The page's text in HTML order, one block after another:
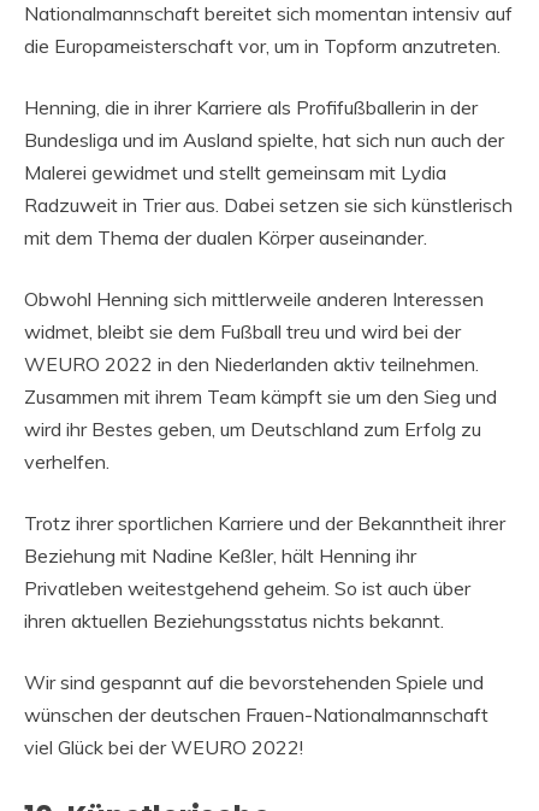
Nationalmannschaft bereitet sich momentan intensiv auf
die Europameisterschaft vor, um in Topform anzutreten.
Henning, die in ihrer Karriere als Profifußballerin in der
Bundesliga und im Ausland spielte, hat sich nun auch der
Malerei gewidmet und stellt gemeinsam mit Lydia
Radzuweit in Trier aus. Dabei setzen sie sich künstlerisch
mit dem Thema der dualen Körper auseinander.
Obwohl Henning sich mittlerweile anderen Interessen
widmet, bleibt sie dem Fußball treu und wird bei der
WEURO 2022 in den Niederlanden aktiv teilnehmen.
Zusammen mit ihrem Team kämpft sie um den Sieg und
wird ihr Bestes geben, um Deutschland zum Erfolg zu
verhelfen.
Trotz ihrer sportlichen Karriere und der Bekanntheit ihrer
Beziehung mit Nadine Keßler, hält Henning ihr
Privatleben weitestgehend geheim. So ist auch über
ihren aktuellen Beziehungsstatus nichts bekannt.
Wir sind gespannt auf die bevorstehenden Spiele und
wünschen der deutschen Frauen-Nationalmannschaft
viel Glück bei der WEURO 2022!